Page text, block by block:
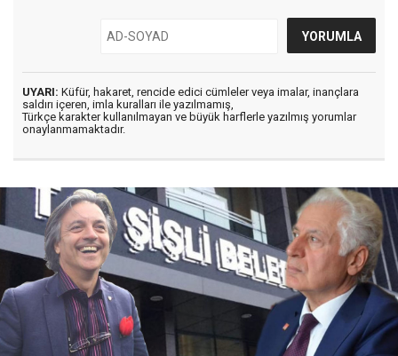
UYARI: Küfür, hakaret, rencide edici cümleler veya imalar, inançlara
saldırı içeren, imla kuralları ile yazılmamış,
Türkçe karakter kullanılmayan ve büyük harflerle yazılmış yorumlar
onaylanmamaktadır.